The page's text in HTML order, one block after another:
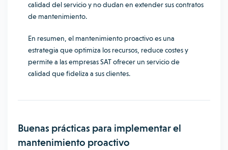
calidad del servicio y no dudan en extender sus contratos
de mantenimiento.
En resumen, el mantenimiento proactivo es una
estrategia que optimiza los recursos, reduce costes y
permite a las empresas SAT ofrecer un servicio de
calidad que fideliza a sus clientes.
Buenas prácticas para implementar el
mantenimiento proactivo